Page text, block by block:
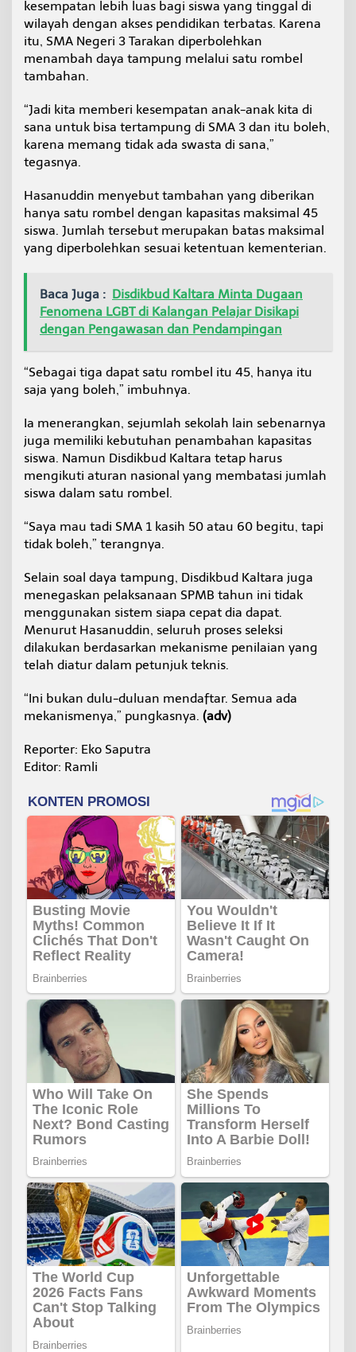
kesempatan lebih luas bagi siswa yang tinggal di
wilayah dengan akses pendidikan terbatas. Karena
itu, SMA Negeri 3 Tarakan diperbolehkan
menambah daya tampung melalui satu rombel
tambahan.
“Jadi kita memberi kesempatan anak-anak kita di
sana untuk bisa tertampung di SMA 3 dan itu boleh,
karena memang tidak ada swasta di sana,”
tegasnya.
Hasanuddin menyebut tambahan yang diberikan
hanya satu rombel dengan kapasitas maksimal 45
siswa. Jumlah tersebut merupakan batas maksimal
yang diperbolehkan sesuai ketentuan kementerian.
Baca Juga : Disdikbud Kaltara Minta Dugaan
Fenomena LGBT di Kalangan Pelajar Disikapi
dengan Pengawasan dan Pendampingan
“Sebagai tiga dapat satu rombel itu 45, hanya itu
saja yang boleh,” imbuhnya.
Ia menerangkan, sejumlah sekolah lain sebenarnya
juga memiliki kebutuhan penambahan kapasitas
siswa. Namun Disdikbud Kaltara tetap harus
mengikuti aturan nasional yang membatasi jumlah
siswa dalam satu rombel.
“Saya mau tadi SMA 1 kasih 50 atau 60 begitu, tapi
tidak boleh,” terangnya.
Selain soal daya tampung, Disdikbud Kaltara juga
menegaskan pelaksanaan SPMB tahun ini tidak
menggunakan sistem siapa cepat dia dapat.
Menurut Hasanuddin, seluruh proses seleksi
dilakukan berdasarkan mekanisme penilaian yang
telah diatur dalam petunjuk teknis.
“Ini bukan dulu-duluan mendaftar. Semua ada
mekanismenya,” pungkasnya. (adv)
Reporter: Eko Saputra
Editor: Ramli